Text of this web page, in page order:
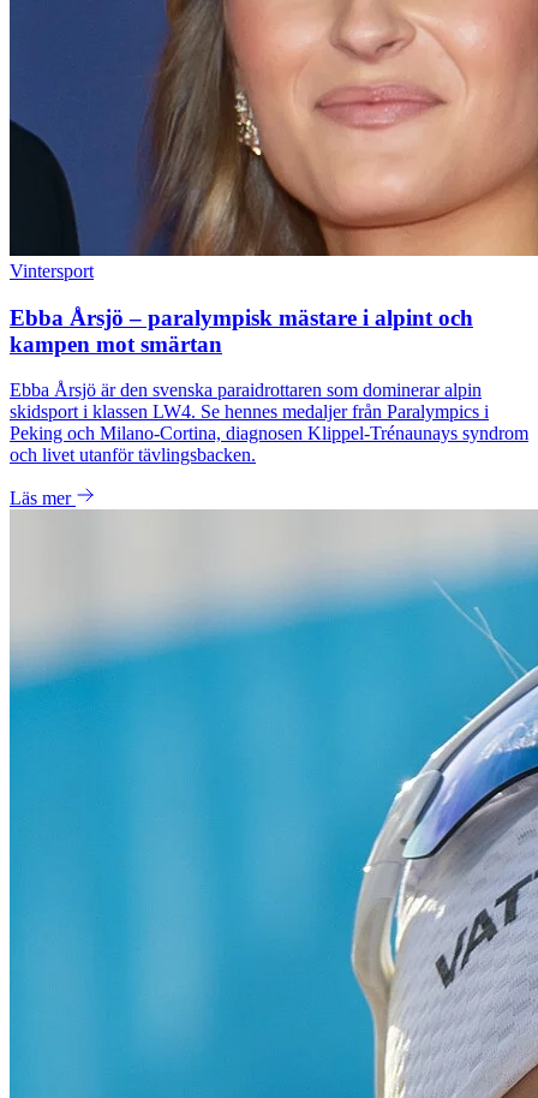
Vintersport
Ebba Årsjö – paralympisk mästare i alpint och
kampen mot smärtan
Ebba Årsjö är den svenska paraidrottaren som dominerar alpin
skidsport i klassen LW4. Se hennes medaljer från Paralympics i
Peking och Milano-Cortina, diagnosen Klippel-Trénaunays syndrom
och livet utanför tävlingsbacken.
Läs mer